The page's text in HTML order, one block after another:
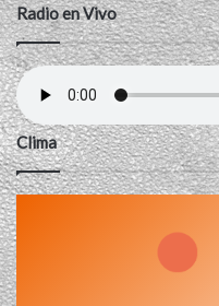
Radio en Vivo
Clima